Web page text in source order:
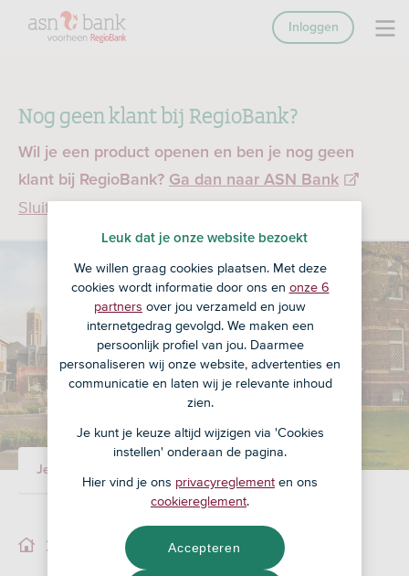
Nog geen klant bij RegioBank?
Wil je een product openen en ben je nog geen
klant bij RegioBank? Ga dan naar ASN Bank
Sluiten
Inloggen
Je adviseur
Leuk dat je onze website bezoekt
We willen graag cookies plaatsen. Met deze
cookies wordt informatie door ons en onze 6
partners over jou verzameld en jouw
internetgedrag gevolgd. We maken een
persoonlijk profiel van jou. Daarmee
personaliseren wij onze website, advertenties en
communicatie en laten wij je relevante inhoud
zien.
Je kunt je keuze altijd wijzigen via 'Cookies
instellen' onderaan de pagina.
Hier vind je ons privacyreglement en ons
cookiereglement.
Accepteren